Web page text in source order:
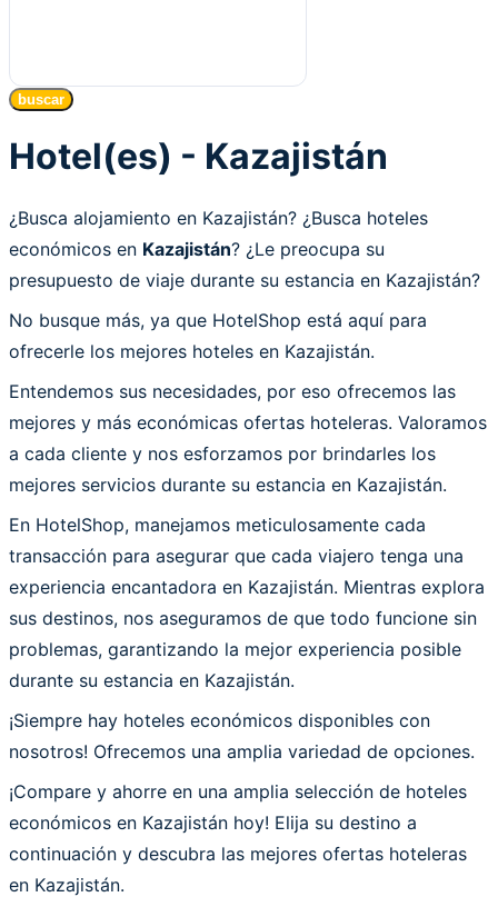
buscar
Hotel(es) - Kazajistán
¿Busca alojamiento en Kazajistán? ¿Busca hoteles
económicos en Kazajistán? ¿Le preocupa su
presupuesto de viaje durante su estancia en Kazajistán?
No busque más, ya que HotelShop está aquí para
ofrecerle los mejores hoteles en Kazajistán.
Entendemos sus necesidades, por eso ofrecemos las
mejores y más económicas ofertas hoteleras. Valoramos
a cada cliente y nos esforzamos por brindarles los
mejores servicios durante su estancia en Kazajistán.
En HotelShop, manejamos meticulosamente cada
transacción para asegurar que cada viajero tenga una
experiencia encantadora en Kazajistán. Mientras explora
sus destinos, nos aseguramos de que todo funcione sin
problemas, garantizando la mejor experiencia posible
durante su estancia en Kazajistán.
¡Siempre hay hoteles económicos disponibles con
nosotros! Ofrecemos una amplia variedad de opciones.
¡Compare y ahorre en una amplia selección de hoteles
económicos en Kazajistán hoy! Elija su destino a
continuación y descubra las mejores ofertas hoteleras
en Kazajistán.